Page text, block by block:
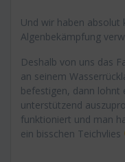
Und wir haben
Algenbekämpfung
Deshalb von uns das
an seinem
befestigen, dann lohnt
unterstützend
funktioniert und man
ein bisschen Teichvlies